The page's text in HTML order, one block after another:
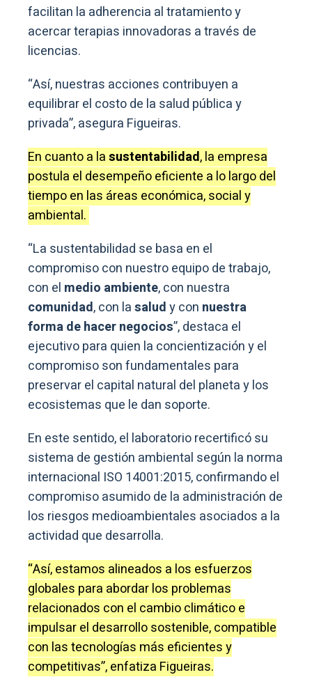
facilitan la adherencia al tratamiento y
acercar terapias innovadoras a través de
licencias.
“Así, nuestras acciones contribuyen a
equilibrar el costo de la salud pública y
privada”, asegura Figueiras.
En cuanto a lasustentabilidad, la empresa
postula el desempeño eficiente a lo largo del
tiempo en las áreas económica, social y
ambiental.
“La sustentabilidad se basa en el
compromiso con nuestro equipo de trabajo,
con el medio ambiente, con nuestra
comunidad, con lasaludy con nuestra
forma de hacer negocios”, destaca el
ejecutivo para quien la concientización y el
compromiso son fundamentales para
preservar el capital natural del planeta y los
ecosistemas que le dan soporte.
En este sentido, el laboratorio recertificó su
sistema de gestión ambiental según la norma
internacional ISO 14001:2015, confirmando el
compromiso asumido de la administración de
los riesgos medioambientales asociados a la
actividad que desarrolla.
“Así, estamos alineados a los esfuerzos
globales para abordar los problemas
relacionados con el cambio climático e
impulsar el desarrollo sostenible, compatible
con las tecnologías más eficientes y
competitivas”, enfatiza Figueiras.